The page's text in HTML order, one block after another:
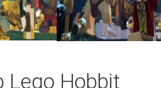
Lego Hobbit